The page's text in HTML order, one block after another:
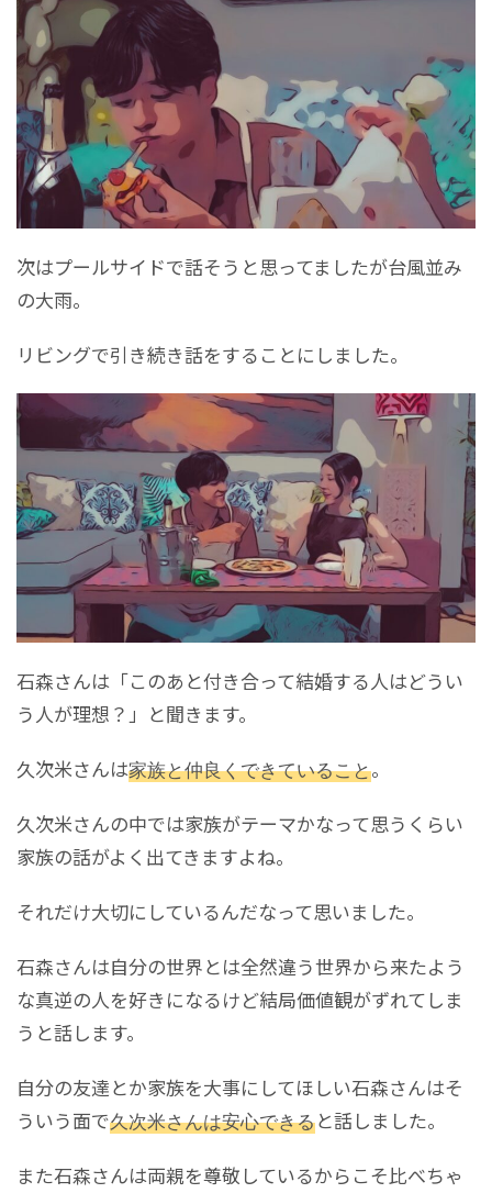
次はプールサイドで話そうと思ってましたが台風並み
の大雨。
リビングで引き続き話をすることにしました。
石森さんは「このあと付き合って結婚する人はどうい
う人が理想？」と聞きます。
久次米さんは家族と仲良くできていること。
久次米さんの中では家族がテーマかなって思うくらい
家族の話がよく出てきますよね。
それだけ大切にしているんだなって思いました。
石森さんは自分の世界とは全然違う世界から来たよう
な真逆の人を好きになるけど結局価値観がずれてしま
うと話します。
自分の友達とか家族を大事にしてほしい石森さんはそ
ういう面で久次米さんは安心できると話しました。
また石森さんは両親を尊敬しているからこそ比べちゃ